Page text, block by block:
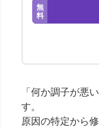
無
料
「何か調子が悪
す。
原因の特定から